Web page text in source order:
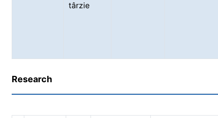
târzie
Research